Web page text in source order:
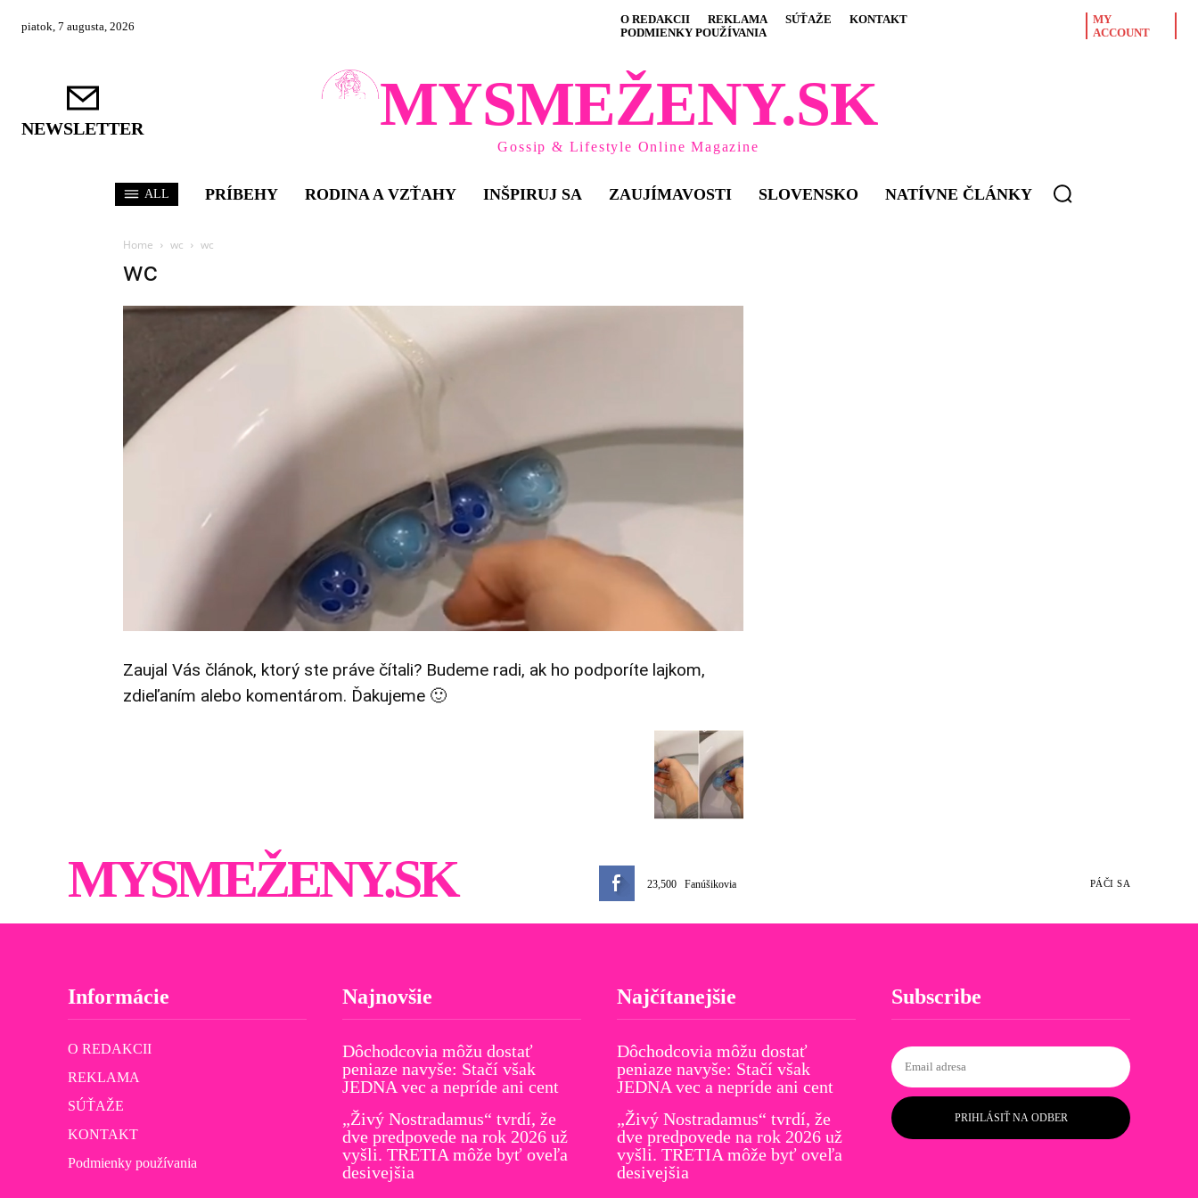
piatok, 7 augusta, 2026 O REDAKCII REKLAMA SÚŤAŽE
KONTAKT
PODMIENKY POUŽÍVANIA
MY
ACCOUNT
NEWSLETTER MYSMEŽENY.SK
Gossip & Lifestyle Online Magazine
ALL PRÍBEHY RODINA A VZŤAHY INŠPIRUJ SA ZAUJÍMAVOSTI SLOVENSKO NATÍVNE ČLÁNKY
Home wc wc
wc
Zaujal Vás článok, ktorý ste práve čítali? Budeme radi, ak ho podporíte lajkom,
zdieľaním alebo komentárom. Ďakujeme 🙂
MYSMEŽENY.SK 23,500 Fanúšikovia PÁČI SA
Informácie
O REDAKCII
REKLAMA
SÚŤAŽE
KONTAKT
Podmienky používania
Najnovšie
Dôchodcovia môžu dostať
peniaze navyše: Stačí však
JEDNA vec a nepríde ani cent
„Živý Nostradamus“ tvrdí, že
dve predpovede na rok 2026 už
vyšli. TRETIA môže byť oveľa
desivejšia
Najčítanejšie
Dôchodcovia môžu dostať
peniaze navyše: Stačí však
JEDNA vec a nepríde ani cent
„Živý Nostradamus“ tvrdí, že
dve predpovede na rok 2026 už
vyšli. TRETIA môže byť oveľa
desivejšia
Subscribe
PRIHLÁSIŤ NA ODBER